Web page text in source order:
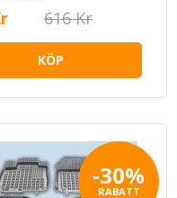
616 Kr
KÖP
-30%
RABATT